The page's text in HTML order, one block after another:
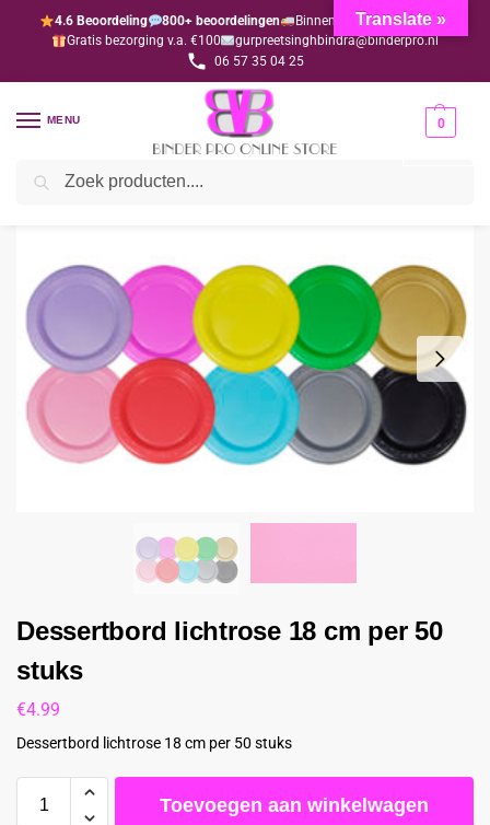
4.6 Beoordeling 800+ beoordelingen
Binnen 1-3 dagen geleverd
Gratis bezorging v.a. €100
gurpreetsinghbindra@binderpro.nl
06 57 35 04 25
MENU 0
Home Disposables / Disposables gekleurd
Dessertbord lichtrose 18 cm per 50
stuks
€4.99
Dessertbord lichtrose 18 cm per 50 stuks
Toevoegen aan winkelwagen
Translate »